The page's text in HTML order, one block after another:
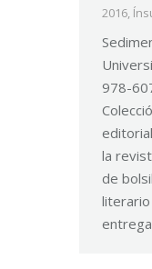
2016,
978-
la
de